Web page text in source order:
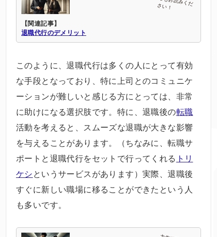
【関連記事】
退職代行のデメリット
このように、退職代行は多くの人にとって有効
な手段となっており、特に上司とのコミュニケ
ーションが難しいと感じる方にとっては、非常
に助けになる選択肢です。特に、退職後の転職
活動を考えると、スムーズな退職が大きな影響
を与えることがあります。（ちなみに、転職サ
ポートと退職代行をセットで行ってくれる トリ
ケシ というサービスがあります）実際、退職後
すぐに新しい職場に移ることができたという人
も多いです。